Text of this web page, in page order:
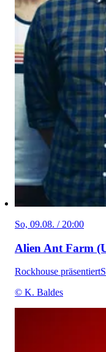
So, 09.08. / 20:00
Alien Ant Farm
Rockhouse präsentiert
© K. Baldes